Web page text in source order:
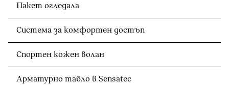
Пакет огледала
Система за комфортен достъп
Спортен кожен волан
Арматурно табло в Sensatec